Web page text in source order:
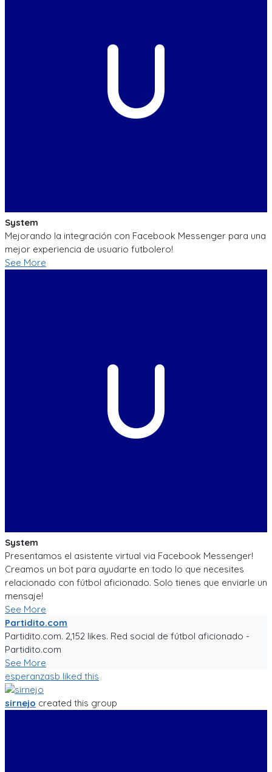
U
System
Mejorando la integración con Facebook Messenger para una
mejor experiencia de usuario futbolero!
See More
U
System
Presentamos el asistente virtual via Facebook Messenger!
Creamos un bot para ayudarte en todo lo que necesites
relacionado con fútbol aficionado. Solo tienes que enviarle un
mensaje!
See More
Partidito.com
Partidito.com. 2,152 likes. Red social de fútbol aficionado -
Partidito.com
See More
esperanzasb liked this
sirnejo created this group